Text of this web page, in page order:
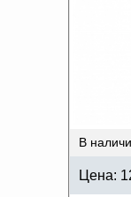
В
Цена: